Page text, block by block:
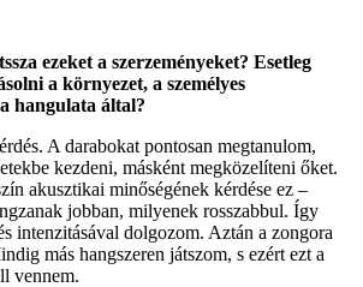
ezeket a szerzeményeket? Esetleg
a környezet, a személyes
hangulata által?
A darabokat pontosan megtanulom,
kezdeni, másként megközelíteni őket.
akusztikai minőségének kérdése ez –
jobban, milyenek rosszabbul. Így
intenzitásával dolgozom. Aztán a zongora
más hangszeren játszom, s ezért ezt a
vennem.